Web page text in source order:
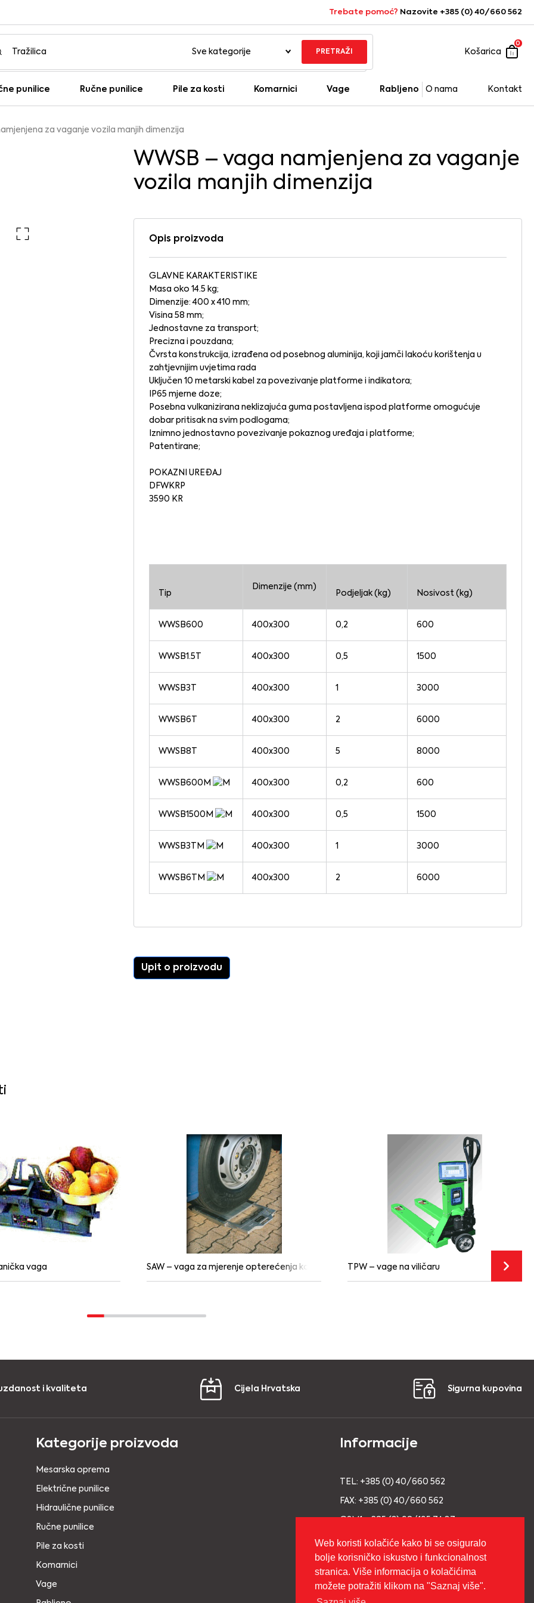
Trebate pomoć? Nazovite +385 (0) 40/660 562
PRETRAŽI Košarica
0
punilice Ručne punilice Pile za kosti Komarnici Vage Rabljeno O nama Kontakt
za vaganje vozila manjih dimenzija
WWSB – vaga namjenjena za vaganje
vozila manjih dimenzija
Opis proizvoda
GLAVNE KARAKTERISTIKE
Masa oko 14.5 kg;
Dimenzije: 400 x 410 mm;
Visina 58 mm;
Jednostavne za transport;
Precizna i pouzdana;
Čvrsta konstrukcija, izrađena od posebnog aluminija, koji jamči lakoću korištenja u
zahtjevnijim uvjetima rada
Uključen 10 metarski kabel za povezivanje platforme i indikatora;
IP65 mjerne doze;
Posebna vulkanizirana neklizajuća guma postavljena ispod platforme omogućuje
dobar pritisak na svim podlogama;
Iznimno jednostavno povezivanje pokaznog uređaja i platforme;
Patentirane;
POKAZNI UREĐAJ
DFWKRP
3590 KR
Tip
Dimenzije (mm)
Podjeljak (kg) Nosivost (kg)
WWSB600 400x300 0,2 600
WWSB1.5T 400x300 0,5 1500
WWSB3T 400x300 1 3000
WWSB6T 400x300 2 6000
WWSB8T 400x300 5 8000
WWSB600M 400x300 0,2 600
WWSB1500M 400x300 0,5 1500
WWSB3TM 400x300 1 3000
WWSB6TM 400x300 2 6000
Upit o proizvodu
vaga SAW – vaga za mjerenje opterećenja kotača TPW – vage na viličaru
i kvaliteta Cijela Hrvatska Sigurna kupovina
Kategorije proizvoda
Mesarska oprema
Električne punilice
Hidraulične punilice
Ručne punilice
Pile za kosti
Komarnici
Vage
Informacije
TEL: +385 (0) 40/660 562
FAX: +385 (0) 40/660 562
GSM2: +385 (0) 98/93 91 695
E-MAIL: info@vage-bukovic.hr
Web koristi kolačiće kako bi se osiguralo
bolje korisničko iskustvo i funkcionalnost
stranica. Više informacija o kolačićima
možete potražiti klikom na "Saznaj više".